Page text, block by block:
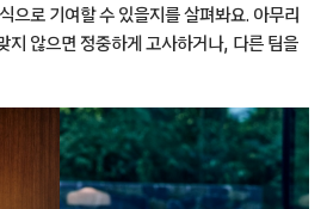
으로 기여할 수 있을지를 살펴봐요. 아무리
지 않으면 정중하게 고사하거나, 다른 팀을